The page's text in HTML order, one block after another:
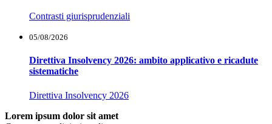
Contrasti giurisprudenziali
05/08/2026
Direttiva Insolvency 2026: ambito applicativo e ricadute
sistematiche
Direttiva Insolvency 2026
Lorem ipsum dolor sit amet